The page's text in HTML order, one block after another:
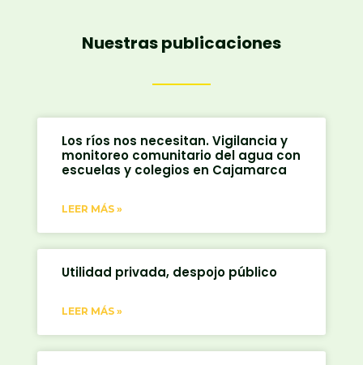
Nuestras publicaciones
Los ríos nos necesitan. Vigilancia y
monitoreo comunitario del agua con
escuelas y colegios en Cajamarca
LEER MÁS »
Utilidad privada, despojo público
LEER MÁS »